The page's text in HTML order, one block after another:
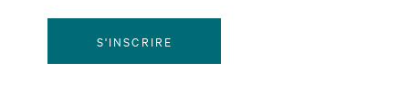
S'INSCRIRE